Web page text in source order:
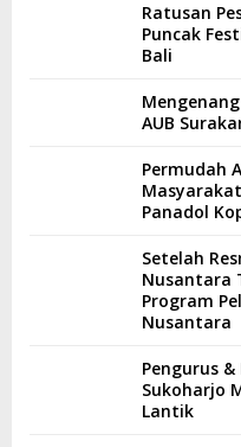
Ratusan
Puncak
Bali
AUB
Permudah
Panadol
Setelah
Nusantara
Program
Nusantara
Pengurus &
Sukoharjo
Lantik